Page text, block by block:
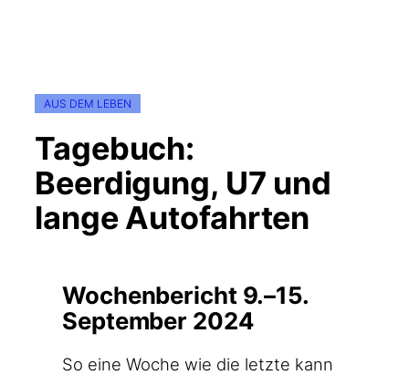
AUS DEM LEBEN
Tagebuch:
Beerdigung, U7 und
lange Autofahrten
Wochenbericht 9.–15.
September 2024
So eine Woche wie die letz­te kann